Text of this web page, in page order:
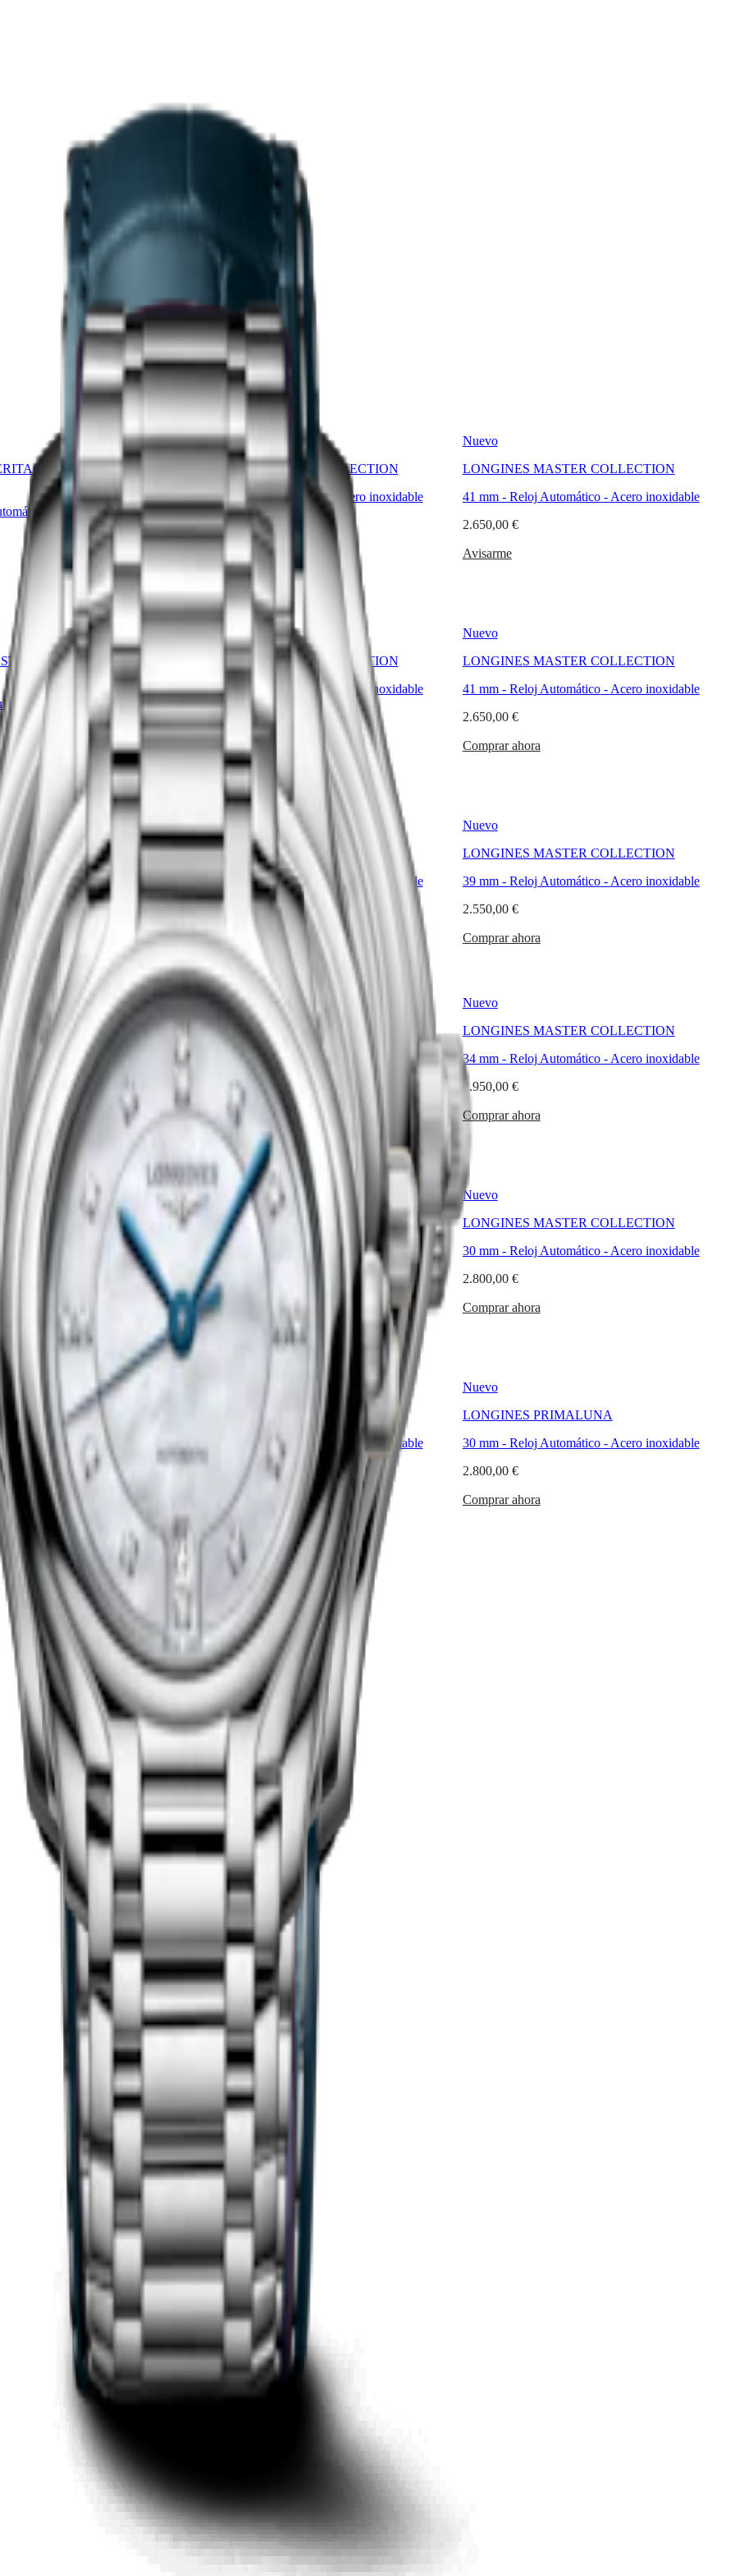
CENTRAL POWER
-Acero inoxidable
Nuevo
LONGINES MASTER COLLECTION
41 mm- Reloj Automático-
Acero inoxidable
2.650,00 €
Comprar ahora
Nuevo
LONGINES MASTER COLLECTION
41 mm- Reloj Automático- Acero inoxidable
2.650,00 €
Avisarme
COLLECTION ARABIC
Acero inoxidable
Nuevo
LONGINES MASTER COLLECTION
41 mm-Reloj Automático-Acero inoxidable
2.650,00 €
Comprar ahora
Nuevo
LONGINES MASTER COLLECTION
41 mm- Reloj Automático- Acero inoxidable
2.650,00 €
Comprar ahora
COLLECTION
Acero inoxidable
Nuevo
LONGINES MASTER COLLECTION
39 mm- Reloj Automático- Acero inoxidable
2.550,00 €
Comprar ahora
Nuevo
LONGINES MASTER COLLECTION
39 mm- Reloj Automático- Acero inoxidable
2.550,00 €
Comprar ahora
COLLECTION
- Acero inoxidable y
oro amarillo de 18 quilates
Nuevo
LONGINES MASTER COLLECTION
34 mm
-Reloj Automático -
Acero inoxidable
2.950,00 €
Comprar ahora
Nuevo
LONGINES MASTER COLLECTION
34 mm- Reloj Automático- Acero inoxidable
2.950,00 €
Comprar ahora
COLLECTION
Acero inoxidable y
de oro rosa de 18 quilates
Nuevo
LONGINES MASTER COLLECTION
30 mm- Reloj Automático-
Acero inoxidable y
lámina 200 micras de oro amarillo de 18 quilates
3.350,00 €
Comprar ahora
Nuevo
LONGINES MASTER COLLECTION
30 mm- Reloj Automático- Acero inoxidable
2.800,00 €
Comprar ahora
COLLECTION
-Acero inoxidable
LONGINES PRIMALUNA
30 mm
Reloj Automático
Acero inoxidable
2.800,00 €
Comprar ahora
Nuevo
LONGINES PRIMALUNA
30 mm- Reloj Automático- Acero inoxidable
2.800,00 €
Comprar ahora